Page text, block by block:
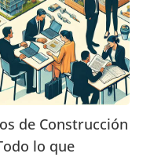
de Construcción
lo que